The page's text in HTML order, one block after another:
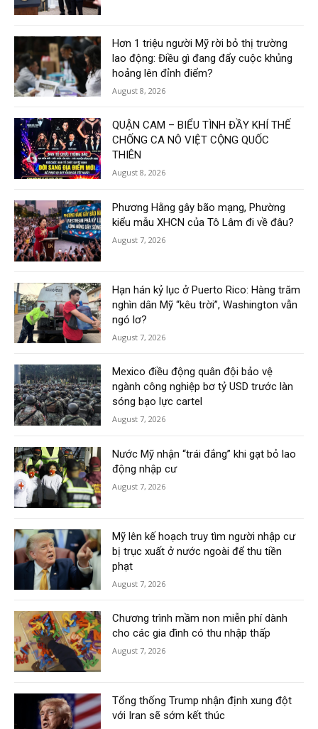
Hơn 1 triệu người Mỹ rời bỏ thị trường
lao động: Điều gì đang đẩy cuộc khủng
hoảng lên đỉnh điểm?
August 8, 2026
QUẬN CAM – BIỂU TÌNH ĐẦY KHÍ THẾ
CHỐNG CA NÔ VIỆT CỘNG QUỐC
THIÊN
August 8, 2026
Phương Hằng gây bão mạng, Phường
kiểu mẫu XHCN của Tô Lâm đi về đâu?
August 7, 2026
Hạn hán kỷ lục ở Puerto Rico: Hàng trăm
nghìn dân Mỹ “kêu trời”, Washington vẫn
ngó lơ?
August 7, 2026
Mexico điều động quân đội bảo vệ
ngành công nghiệp bơ tỷ USD trước làn
sóng bạo lực cartel
August 7, 2026
Nước Mỹ nhận “trái đắng” khi gạt bỏ lao
động nhập cư
August 7, 2026
Mỹ lên kế hoạch truy tìm người nhập cư
bị trục xuất ở nước ngoài để thu tiền
phạt
August 7, 2026
Chương trình mầm non miễn phí dành
cho các gia đình có thu nhập thấp
August 7, 2026
Tổng thống Trump nhận định xung đột
với Iran sẽ sớm kết thúc